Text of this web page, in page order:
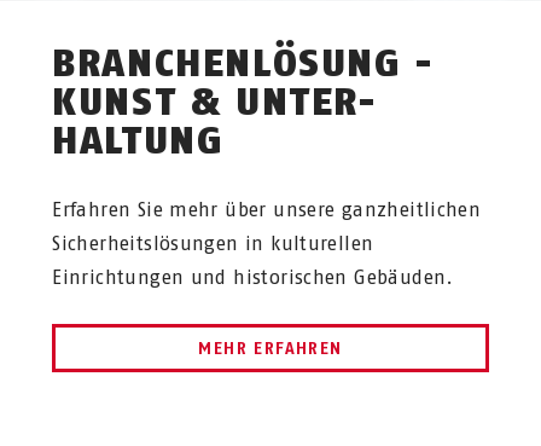
BRANCHENLÖSUNG -
KUNST & UNTER­
HALTUNG
Erfahren Sie mehr über unsere ganzheitlichen
Sicherheitslösungen in kulturellen
Einrichtungen und historischen Gebäuden.
MEHR ERFAHREN